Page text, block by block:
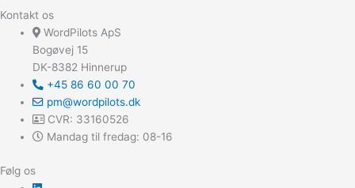
f
Kontakt os
WordPilots ApS
Bogøvej 15
DK-8382 Hinnerup
+45 86 60 00 70
pm@wordpilots.dk
CVR: 33160526
Mandag til fredag: 08-16
Følg os